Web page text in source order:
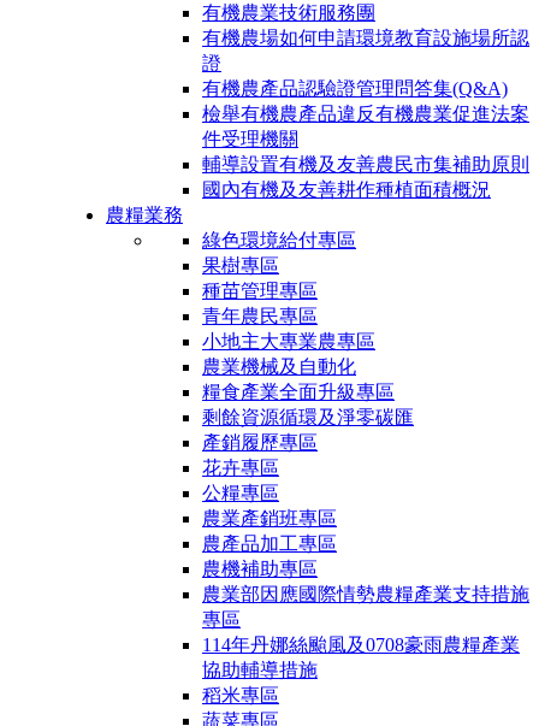
有機農業技術服務團
有機農場如何申請環境教育設施場所認
證
有機農產品認驗證管理問答集(Q&A)
檢舉有機農產品違反有機農業促進法案
件受理機關
輔導設置有機及友善農民市集補助原則
國內有機及友善耕作種植面積概況
農糧業務
綠色環境給付專區
果樹專區
種苗管理專區
青年農民專區
小地主大專業農專區
農業機械及自動化
糧食產業全面升級專區
剩餘資源循環及淨零碳匯
產銷履歷專區
花卉專區
公糧專區
農業產銷班專區
農產品加工專區
農機補助專區
農業部因應國際情勢農糧產業支持措施
專區
114年丹娜絲颱風及0708豪雨農糧產業
協助輔導措施
稻米專區
蔬菜專區